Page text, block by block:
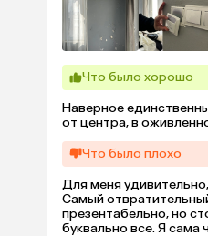
Что было хорошо
Наверное
от центра, в
Что было плохо
Для меня
Самый
презентабельно, но
буквально все. Я сама